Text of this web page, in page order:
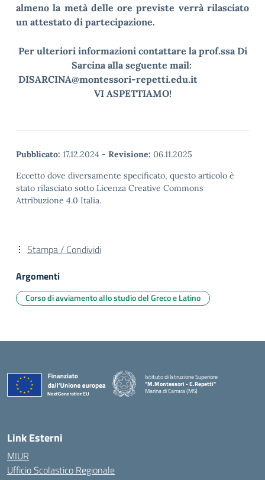
almeno la metà delle ore previste verrà rilasciato
un attestato di partecipazione.
Per ulteriori informazioni contattare la prof.ssa Di
Sarcina alla seguente mail:
DISARCINA@montessori-repetti.edu.it
VIASPETTIAMO!
Pubblicato: 17.12.2024 - Revisione: 06.11.2025
Eccetto dove diversamente specificato, questo articolo è
stato rilasciato sotto Licenza Creative Commons
Attribuzione 4.0 Italia.
Stampa / Condividi
Argomenti
Corso di avviamento allo studio del Greco e Latino
Istituto di Istruzione Superiore
"M.Montessori - E.Repetti"
Marina di Carrara (MS)
Link Esterni
MIUR
Ufficio Scolastico Regionale